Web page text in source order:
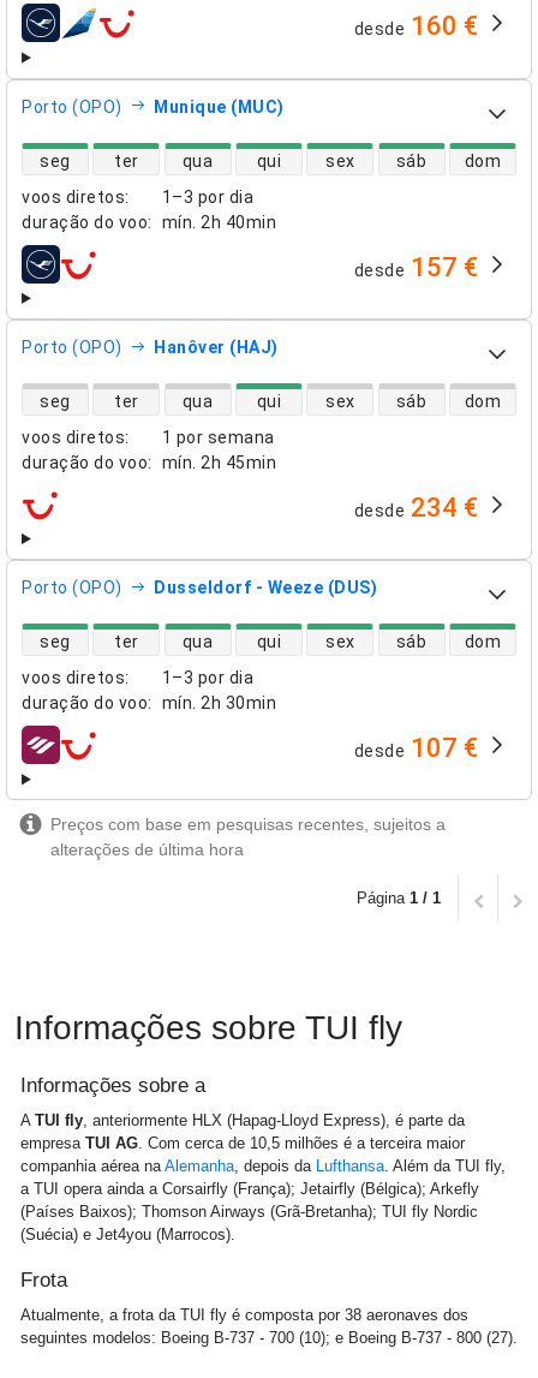
companhias aéreas desde 160 €
Porto (OPO) Munique (MUC)
voos diretos:
1–3 por dia
duração do voo: mín. 2h 40min
disponibilidade de voos diretos
seg ter qua qui sex sáb dom
companhias aéreas desde 157 €
Porto (OPO) Hanôver (HAJ)
voos diretos:
1 por semana
duração do voo: mín. 2h 45min
disponibilidade de voos diretos
seg ter qua qui sex sáb dom
companhias aéreas desde 234 €
Porto (OPO) Dusseldorf - Weeze (DUS)
voos diretos:
1–3 por dia
duração do voo: mín. 2h 30min
disponibilidade de voos diretos
seg ter qua qui sex sáb dom
companhias aéreas desde 107 €
Preços com base em pesquisas recentes, sujeitos a
alterações de última hora
Página 1 / 1
Informações sobre TUI fly
Informações sobre a
A TUI fly, anteriormente HLX (Hapag-Lloyd Express), é parte da
empresa TUI AG. Com cerca de 10,5 milhões é a terceira maior
companhia aérea naAlemanha, depois da Lufthansa. Além da TUI fly,
a TUI opera ainda a Corsairfly (França); Jetairfly (Bélgica); Arkefly
(Países Baixos); Thomson Airways (Grã-Bretanha); TUI fly Nordic
(Suécia) e Jet4you (Marrocos).
Frota
Atualmente, a frota da TUI fly é composta por 38 aeronaves dos
seguintes modelos: Boeing B-737 - 700 (10); e Boeing B-737 - 800 (27).